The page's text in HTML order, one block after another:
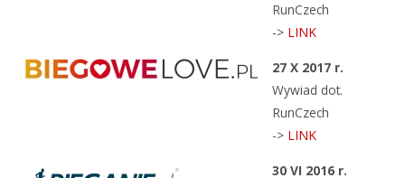
RunCzech
-> LINK
27 X 2017 r.
Wywiad dot.
RunCzech
-> LINK
30 VI 2016 r.